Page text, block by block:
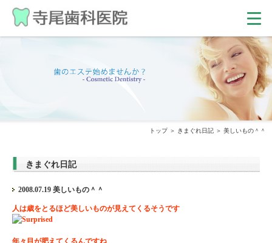
トップ きまぐれ日記 美しいもの＾＾
きまぐれ日記
2008.07.19 美しいもの＾＾
人は歳をとるほど美しいものが見えてくるそうです